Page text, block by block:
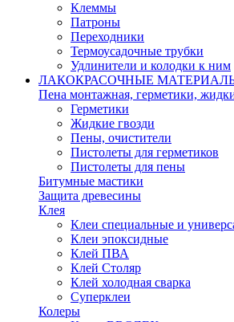
Клеммы
Патроны
Переходники
Термоусадочные трубки
Удлинители и колодки к ним
ЛАКОКРАСОЧНЫЕ
Пена монтажная, герметики,
Герметики
Жидкие гвозди
Пены, очистители
Пистолеты для герметиков
Пистолеты для пены
Битумные мастики
Защита древесины
Клея
Клеи специальные и
Клеи эпоксидные
Клей ПВА
Клей Столяр
Клей холодная сварка
Суперклеи
Колеры